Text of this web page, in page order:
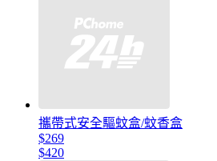
攜帶式安全驅蚊盒/蚊香盒
$269
$420